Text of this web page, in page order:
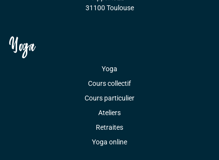
31100 Toulouse
Yoga
Yoga
Cours collectif
Cours particulier
Ateliers
Retraites
Yoga online